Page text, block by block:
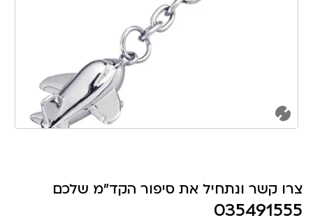
צרו קשר ונתחיל את סיפור הקד"מ שלכם
035491555